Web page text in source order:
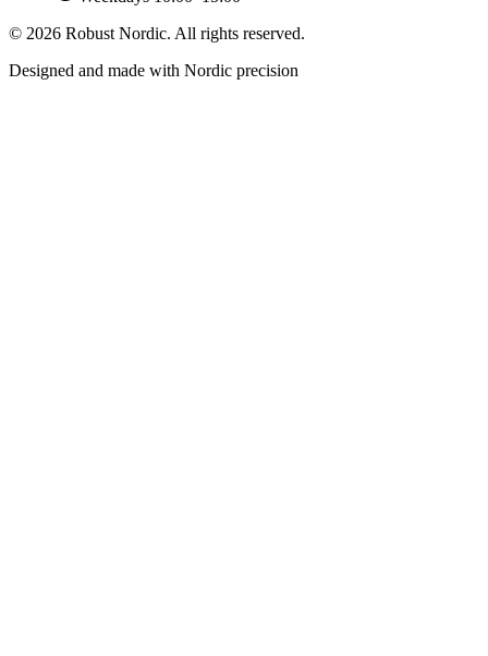
© 2026 Robust Nordic. All rights reserved.
Designed and made with Nordic precision